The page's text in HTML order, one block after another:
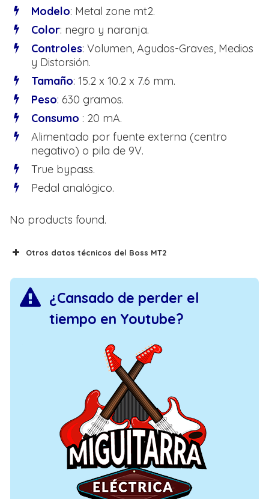
Modelo: Metal zone mt2.
Color: negro y naranja.
Controles: Volumen, Agudos-Graves, Medios
y Distorsión.
Tamaño: 15.2 x 10.2 x 7.6 mm.
Peso: 630 gramos.
Consumo : 20 mA.
Alimentado por fuente externa (centro
negativo) o pila de 9V.
True bypass.
Pedal analógico.
No products found.
Otros datos técnicos del Boss MT2
Ecualización tribanda con semi
paramétricos.
Entrada y salida de jack de 1/4″ (6.3 mm).
5 años de garantía.
¿Cansado de perder el
tiempo en Youtube?